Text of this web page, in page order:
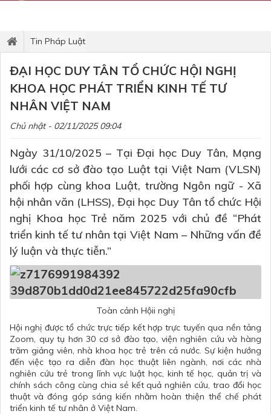
Tin Pháp Luật
ĐẠI HỌC DUY TÂN TỔ CHỨC HỘI NGHỊ
KHOA HỌC PHÁT TRIỂN KINH TẾ TƯ
NHÂN VIỆT NAM
Chủ nhật - 02/11/2025 09:04
Ngày 31/10/2025 – Tại Đại học Duy Tân, Mạng
lưới các cơ sở đào tạo Luật tại Việt Nam (VLSN)
phối hợp cùng khoa Luật, trường Ngôn ngữ - Xã
hội nhân văn (LHSS), Đại học Duy Tân tổ chức Hội
nghị Khoa học Trẻ năm 2025 với chủ đề “Phát
triển kinh tế tư nhân tại Việt Nam – Những vấn đề
lý luận và thực tiễn.”
Toàn cảnh Hộii nghị
Hội nghị được tổ chức trực tiếp kết hợp trực tuyến qua nền tảng
Zoom, quy tụ hơn 30 cơ sở đào tạo, viện nghiên cứu và hàng
trăm giảng viên, nhà khoa học trẻ trên cả nước. Sự kiện hướng
đến việc tạo ra diễn đàn học thuật liên ngành, nơi các nhà
nghiên cứu trẻ trong lĩnh vực luật học, kinh tế học, quản trị và
chính sách công cùng chia sẻ kết quả nghiên cứu, trao đổi học
thuật và đóng góp sáng kiến nhằm hoàn thiện thể chế phát
triển kinh tế tư nhân ở Việt Nam.